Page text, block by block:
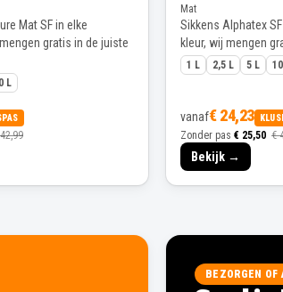
Mat SF in elke
gratis in de juiste
L
Mat
Sikkens Alphatex
kleur, wij mengen
1 L 2,5 L 5 L
vanaf€ 24,23
Zonder pas € 25,50 €
Bekijk →
BEZORGEN OF